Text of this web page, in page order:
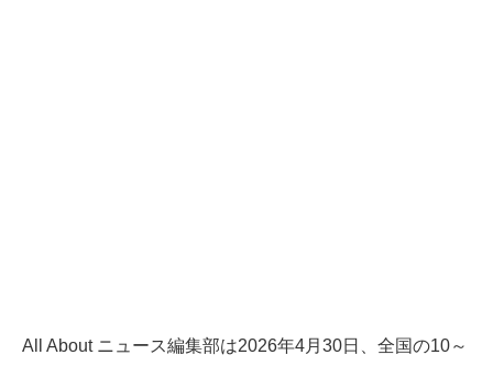
All About ニュース編集部は2026年4月30日、全国の10～